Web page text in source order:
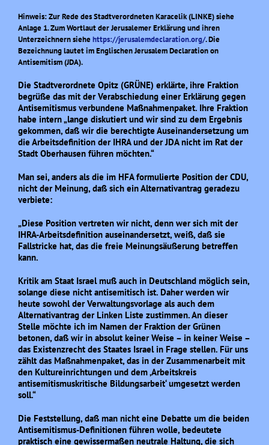
Hinweis: Zur Rede des Stadtverordneten Karacelik (LINKE) siehe
Anlage 1.Zum Wortlaut der Jerusalemer Erklärung und ihren
Unterzeichnern siehehttps://jerusalemdeclaration.org/.Die
Bezeichnung lautet im Englischen Jerusalem Declaration on
Antisemitism (JDA).
Die Stadtverordnete Opitz (GRÜNE) erklärte, ihre Fraktion
begrüße das mit der Verabschiedung einer Erklärung gegen
Antisemitismus verbundene Maßnahmenpaket. Ihre Fraktion
habe intern „lange diskutiert und wir sind zu dem Ergebnis
gekommen, daß wir die berechtigte Auseinandersetzung um
die Arbeitsdefinition der IHRA und der JDA nicht im Rat der
Stadt Oberhausen führen möchten.“
Man sei, anders als die im HFA formulierte Position der CDU,
nicht der Meinung, daß sich ein Alternativantrag geradezu
verbiete:
„Diese Position vertreten wir nicht, denn wer sich mit der
IHRA-Arbeitsdefinition auseinandersetzt, weiß, daß sie
Fallstricke hat, das die freie Meinungsäußerung betreffen
kann.
Kritik am Staat Israel muß auch in Deutschland möglich sein,
solange diese nicht antisemitisch ist. Daher werden wir
heute sowohl der Verwaltungsvorlage als auch dem
Alternativantrag der Linken Liste zustimmen. An dieser
Stelle möchte ich im Namen der Fraktion der Grünen
betonen, daß wir in absolut keiner Weise – in keiner Weise –
das Existenzrecht des Staates Israel in Frage stellen. Für uns
zählt das Maßnahmenpaket, das in der Zusammenarbeit mit
den Kultureinrichtungen und dem ‚Arbeitskreis
antisemitismuskritische Bildungsarbeit‘ umgesetzt werden
soll.“
Die Feststellung, daß man nicht eine Debatte um die beiden
Antisemitismus-Definitionen führen wolle, bedeutete
praktisch eine gewissermaßen neutrale Haltung, die sich